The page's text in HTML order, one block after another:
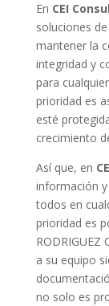
En CEI
soluciones
mantener la
integridad y
para
prioridad es
esté
crecimiento
Así que, en
información
todos en
prioridad es
RODRIGUEZ
a su equipo
no solo es